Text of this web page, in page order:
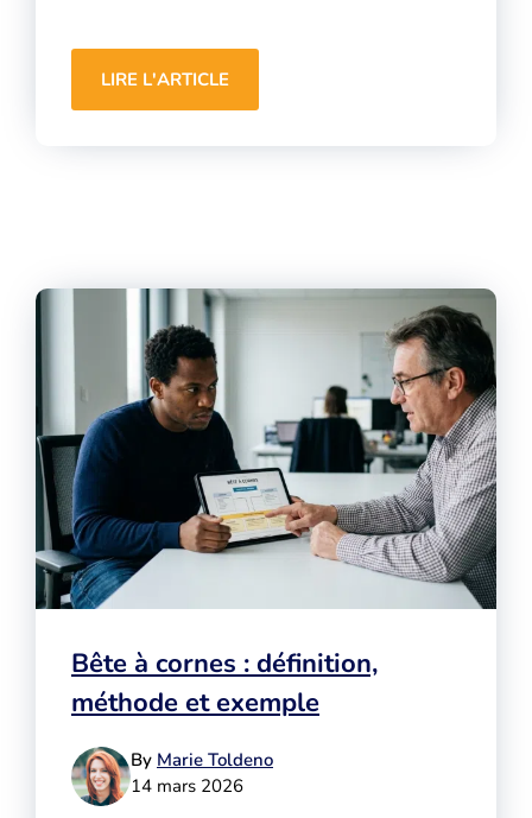
LIRE L'ARTICLE
Bête à cornes : définition,
méthode et exemple
By Marie Toldeno
14 mars 2026